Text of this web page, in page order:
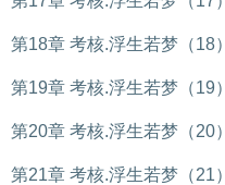
第18章 考核.浮生若梦（18）
第19章 考核.浮生若梦（19）
第20章 考核.浮生若梦（20）
第21章 考核.浮生若梦（21）